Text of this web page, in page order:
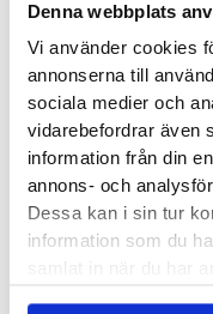
Denna webbplats
Vi använder cookies
annonserna till
sociala medier och
vidarebefordrar även
information från din
annons- och
Dessa kan i sin tur
information som du
samlat in när du har
Sneaker med tydlig
tennisskon. Att Roger
designen av On The
namnet utan också i
Glömde vi nämna att
som vardagssko?